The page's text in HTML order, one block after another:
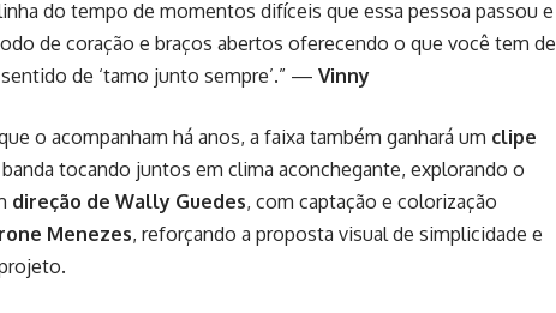
do tempo de momentos difíceis que essa pessoa passou e
de coração e braços abertos oferecendo o que você tem de
de ‘tamo junto sempre’.” — Vinny
o acompanham há anos, a faixa também ganhará um clipe
tocando juntos em clima aconchegante, explorando o
direção de Wally Guedes, com captação e colorização
Menezes, reforçando a proposta visual de simplicidade e